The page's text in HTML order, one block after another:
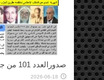
صدورالعدد 101 من جريدة التقدمي
2026-06-18